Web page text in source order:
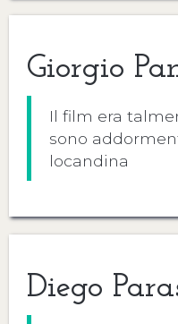
Giorgio
Il film era
sono
locandina
Diego